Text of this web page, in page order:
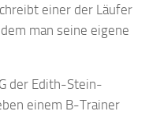
einer der Läufer
man seine eigene
der Edith-Stein-
einem B-Trainer